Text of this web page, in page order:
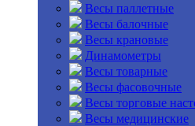
Весы паллетные
Весы балочные
Весы крановые
Динамометры
Весы товарные
Весы фасовочные
Весы торговые
Весы медицинские